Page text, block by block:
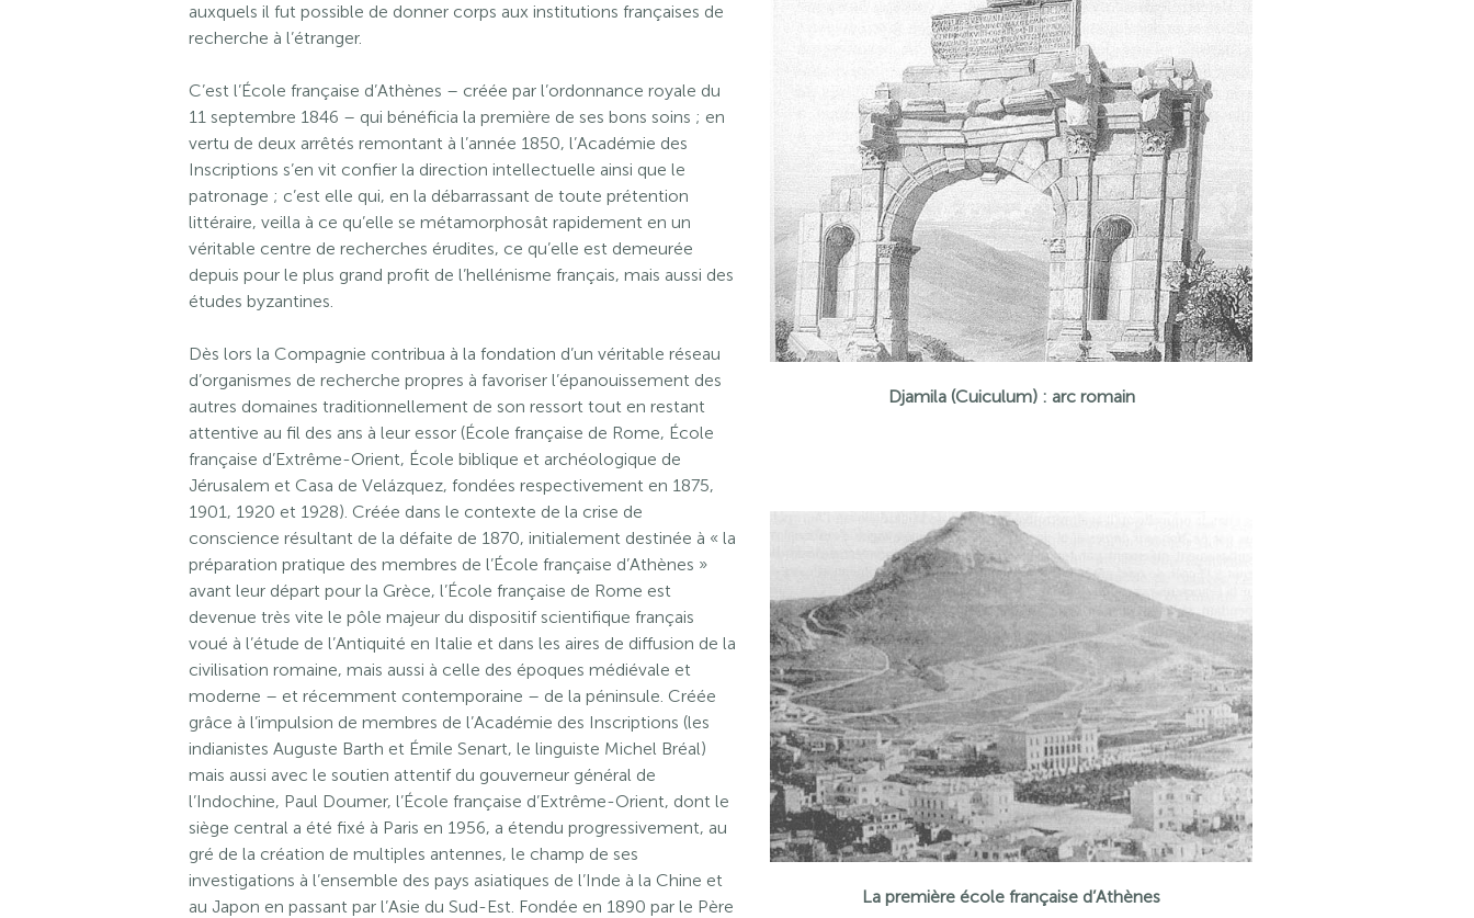
auxquels il fut possible de donner corps aux institutions françaises de
recherche à l’étranger.
C’est l’École française d’Athènes – créée par l’ordonnance royale du
11 septembre 1846 – qui bénéficia la première de ses bons soins ; en
vertu de deux arrêtés remontant à l’année 1850, l’Académie des
Inscriptions s’en vit confier la direction intellectuelle ainsi que le
patronage ; c’est elle qui, en la débarrassant de toute prétention
littéraire, veilla à ce qu’elle se métamorphosât rapidement en un
véritable centre de recherches érudites, ce qu’elle est demeurée
depuis pour le plus grand profit de l’hellénisme français, mais aussi des
études byzantines.
Dès lors la Compagnie contribua à la fondation d’un véritable réseau
d’organismes de recherche propres à favoriser l’épanouissement des
autres domaines traditionnellement de son ressort tout en restant
attentive au fil des ans à leur essor (École française de Rome, École
française d’Extrême-Orient, École biblique et archéologique de
Jérusalem et Casa de Velázquez, fondées respectivement en 1875,
1901, 1920 et 1928). Créée dans le contexte de la crise de
conscience résultant de la défaite de 1870, initialement destinée à « la
préparation pratique des membres de l’École française d’Athènes »
avant leur départ pour la Grèce, l’École française de Rome est
devenue très vite le pôle majeur du dispositif scientifique français
voué à l’étude de l’Antiquité en Italie et dans les aires de diffusion de la
civilisation romaine, mais aussi à celle des époques médiévale et
moderne – et récemment contemporaine – de la péninsule. Créée
grâce à l’impulsion de membres de l’Académie des Inscriptions (les
indianistes Auguste Barth et Émile Senart, le linguiste Michel Bréal)
mais aussi avec le soutien attentif du gouverneur général de
l’Indochine, Paul Doumer, l’École française d’Extrême-Orient, dont le
siège central a été fixé à Paris en 1956, a étendu progressivement, au
gré de la création de multiples antennes, le champ de ses
investigations à l’ensemble des pays asiatiques de l’Inde à la Chine et
au Japon en passant par l’Asie du Sud-Est. Fondée en 1890 par le Père
Djamila (Cuiculum) : arc romain
La première école française d’Athènes